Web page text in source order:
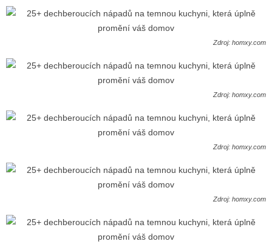
Zdroj: homxy.com
Zdroj: homxy.com
Zdroj: homxy.com
Zdroj: homxy.com